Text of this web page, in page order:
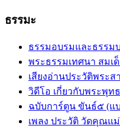
ธรรมะ
ธรรมอบรมและธรรม
พระธรรมเทศนา สมเ
เสียงอ่านประวัติพระส
วิดีโอ เกี่ยวกับพระพุทธ
ฉบับการ์ตูน ขันธ์๕ (แบ
เพลง ประวัติ วัดคุณแ